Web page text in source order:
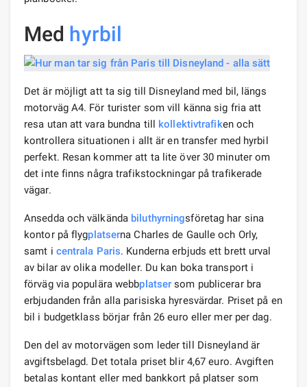
Med hyrbil
Det är möjligt att ta sig till Disneyland med bil, längs
motorväg A4. För turister som vill känna sig fria att
resa utan att vara bundna till kollektivtrafiken och
kontrollera situationen i allt är en transfer med hyrbil
perfekt. Resan kommer att ta lite över 30 minuter om
det inte finns några trafikstockningar på trafikerade
vägar.
Ansedda och välkända biluthyrningsföretag har sina
kontor på flygplatserna Charles de Gaulle och Orly,
samt i centrala Paris. Kunderna erbjuds ett brett urval
av bilar av olika modeller. Du kan boka transport i
förväg via populära webbplatser som publicerar bra
erbjudanden från alla parisiska hyresvärdar. Priset på en
bil i budgetklass börjar från 26 euro eller mer per dag.
Den del av motorvägen som leder till Disneyland är
avgiftsbelagd. Det totala priset blir 4,67 euro. Avgiften
betalas kontant eller med bankkort på platser som